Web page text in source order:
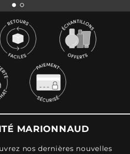
MARIONNAUD
nos dernières nouvelles